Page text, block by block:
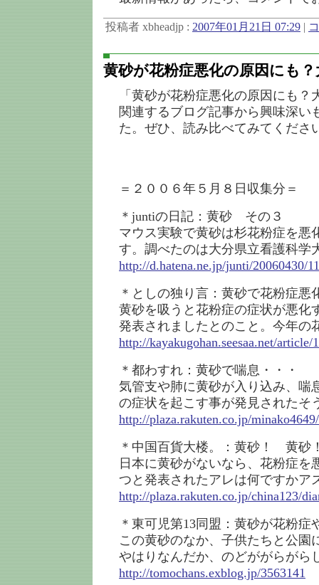
投稿者 xbheadjp : 2007年01月21日 07:29 |
黄砂が花粉症悪化の原因にも
「黄砂が花粉症悪化の原因にも
関連するブログ記事から興味深い
た。ぜひ、読み比べてみてくださ
＝２００６年５月８日収集分＝
＊juntiの日記：黄砂 その３
マウス実験で黄砂は杉花粉症を悪
す。調べたのは大分県立看護科
http://d.hatena.ne.jp/junti/20060430/
＊としの独り言：黄砂で花粉症悪
黄砂を吸うと花粉症の症状が悪化
発表されましたとのこと。今年の
http://kayakugohan.seesaa.net/article/
＊都わすれ：黄砂で喘息・・・
気管支や肺に黄砂が入り込み、喘
の症状を起こす事が発見されたそ
http://plaza.rakuten.co.jp/
＊中国百貨大楼。：黄砂！ 黄砂
日本に黄砂がないなら、花粉症を
つと発表されたアレは何ですかア
http://plaza.rakuten.co.jp/china123/
＊東可児第13同盟：黄砂が花粉症
この黄砂のなか、子供たちと公園
やはりなんだか、のどががらがら
http://tomochans.exblog.jp/3563141